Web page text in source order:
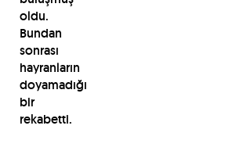
oldu.
Bundan
sonrası
hayranların
doyamadığı
bir
rekabetti.